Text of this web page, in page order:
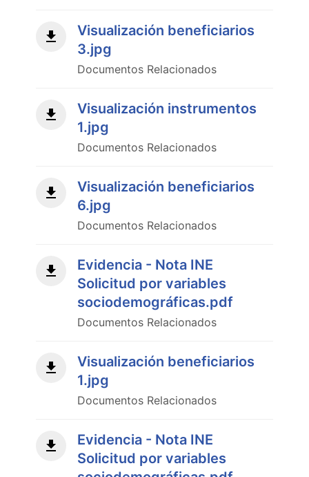
Visualización beneficiarios
3.jpg
Documentos Relacionados
Visualización instrumentos
1.jpg
Documentos Relacionados
Visualización beneficiarios
6.jpg
Documentos Relacionados
Evidencia - Nota INE
Solicitud por variables
sociodemográficas.pdf
Documentos Relacionados
Visualización beneficiarios
1.jpg
Documentos Relacionados
Evidencia - Nota INE
Solicitud por variables